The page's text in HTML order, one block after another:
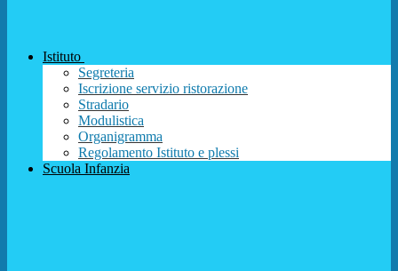
Istituto
Segreteria
Iscrizione servizio ristorazione
Stradario
Modulistica
Organigramma
Regolamento Istituto e plessi
Scuola Infanzia